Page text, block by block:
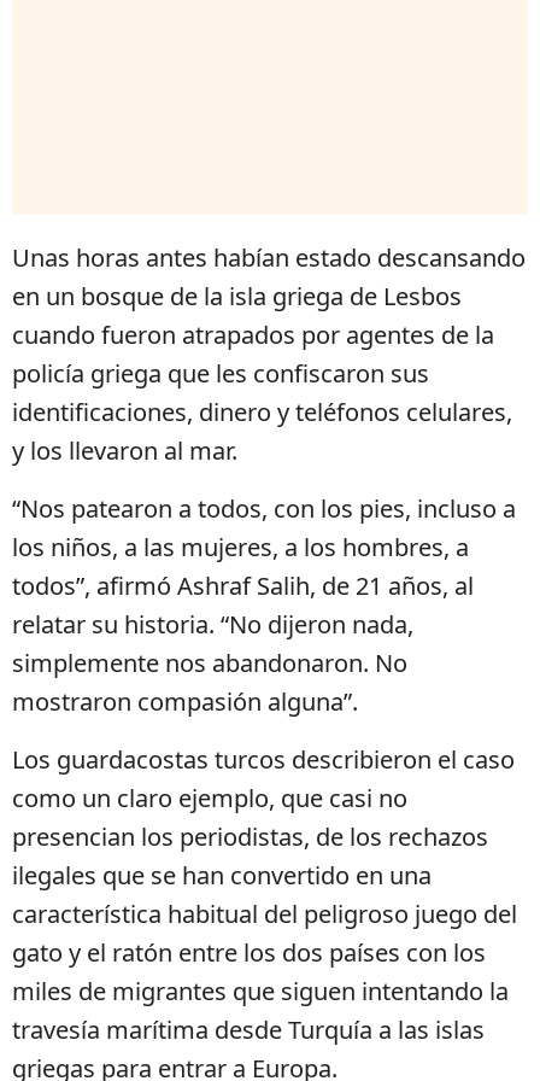
Unas horas antes habían estado descansando
en un bosque de la isla griega de Lesbos
cuando fueron atrapados por agentes de la
policía griega que les confiscaron sus
identificaciones, dinero y teléfonos celulares,
y los llevaron al mar.
“Nos patearon a todos, con los pies, incluso a
los niños, a las mujeres, a los hombres, a
todos”, afirmó Ashraf Salih, de 21 años, al
relatar su historia. “No dijeron nada,
simplemente nos abandonaron. No
mostraron compasión alguna”.
Los guardacostas turcos describieron el caso
como un claro ejemplo, que casi no
presencian los periodistas, de los rechazos
ilegales que se han convertido en una
característica habitual del peligroso juego del
gato y el ratón entre los dos países con los
miles de migrantes que siguen intentando la
travesía marítima desde Turquía a las islas
griegas para entrar a Europa.